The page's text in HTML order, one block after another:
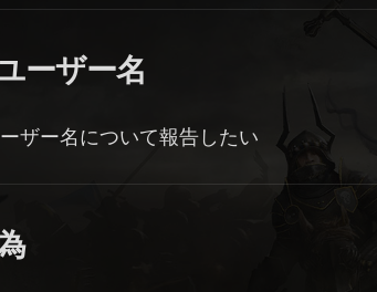
ーザー名
ザー名について報告したい